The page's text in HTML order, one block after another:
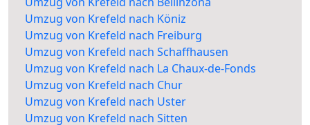
Umzug von Krefeld nach Köniz
Umzug von Krefeld nach Freiburg
Umzug von Krefeld nach Schaffhausen
Umzug von Krefeld nach La Chaux-de-Fonds
Umzug von Krefeld nach Chur
Umzug von Krefeld nach Uster
Umzug von Krefeld nach Sitten